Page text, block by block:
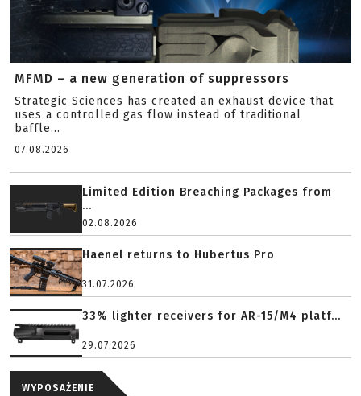
MFMD – a new generation of suppressors
Strategic Sciences has created an exhaust device that
uses a controlled gas flow instead of traditional
baffle...
07.08.2026
Limited Edition Breaching Packages from
...
02.08.2026
Haenel returns to Hubertus Pro
31.07.2026
33% lighter receivers for AR-15/M4 platf...
29.07.2026
WYPOSAŻENIE